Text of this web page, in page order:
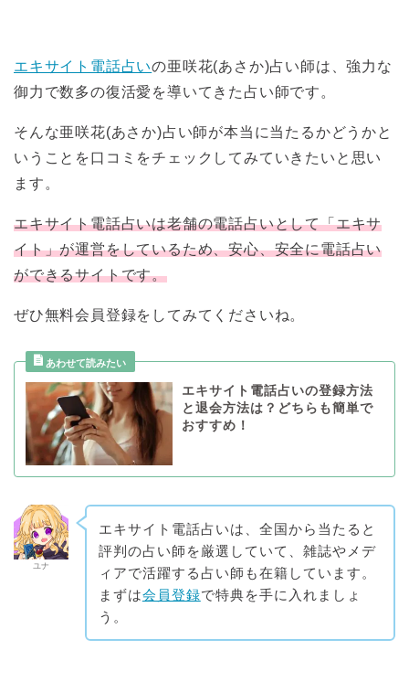
エキサイト電話占いの亜咲花(あさか)占い師は、強力な
御力で数多の復活愛を導いてきた占い師です。
そんな亜咲花(あさか)占い師が本当に当たるかどうかと
いうことを口コミをチェックしてみていきたいと思い
ます。
エキサイト電話占いは老舗の電話占いとして「エキサ
イト」が運営をしているため、安心、安全に電話占い
ができるサイトです。
ぜひ無料会員登録をしてみてくださいね。
エキサイト電話占いの登録方法
と退会方法は？どちらも簡単で
おすすめ！
ユナ
エキサイト電話占いは、全国から当たると
評判の占い師を厳選していて、雑誌やメデ
ィアで活躍する占い師も在籍しています。
まずは会員登録で特典を手に入れましょ
う。